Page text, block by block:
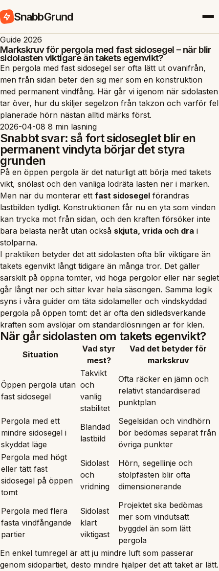
SnabbGrund
Guide 2026
Markskruv för pergola med fast sidosegel – när blir
sidolasten viktigare än takets egenvikt?
En pergola med fast sidosegel ser ofta lätt ut ovanifrån,
men från sidan beter den sig mer som en konstruktion
med permanent vindfång. Här går vi igenom när sidolasten
tar över, hur du skiljer segelzon från takzon och varför fel
planerade hörn nästan alltid märks först.
2026-04-08 8 min läsning
Snabbt svar: så fort sidoseglet blir en
permanent vindyta börjar det styra
grunden
På en öppen pergola är det naturligt att börja med takets
vikt, snölast och den vanliga lodräta lasten ner i marken.
Men när du monterar ett fast sidosegel förändras
lastbilden tydligt. Konstruktionen får nu en yta som vinden
kan trycka mot från sidan, och den kraften försöker inte
bara belasta neråt utan också skjuta, vrida och dra i
stolparna.
I praktiken betyder det att sidolasten ofta blir viktigare än
takets egenvikt långt tidigare än många tror. Det gäller
särskilt på öppna tomter, vid höga pergolor eller när seglet
går långt ner och sitter kvar hela säsongen. Samma logik
syns i våra guider om täta sidolameller och vindskyddad
pergola på öppen tomt: det är ofta den sidledsverkande
kraften som avslöjar om standardlösningen är för klen.
När går sidolasten om takets egenvikt?
Situation
Vad styr
mest?
Vad det betyder för
markskruv
Öppen pergola utan
fast sidosegel
Takvikt
och
vanlig
stabilitet
Ofta räcker en jämn och
relativt standardiserad
punktplan
Pergola med ett
mindre sidosegel i
skyddat läge
Blandad
lastbild
Segelsidan och vindhörn
bör bedömas separat från
övriga punkter
Pergola med högt
eller tätt fast
sidosegel på öppen
tomt
Sidolast
och
vridning
Hörn, segellinje och
stolpfästen blir ofta
dimensionerande
Pergola med flera
fasta vindfångande
partier
Sidolast
klart
viktigast
Projektet ska bedömas
mer som vindutsatt
byggdel än som lätt
pergola
En enkel tumregel är att ju mindre luft som passerar
genom sidopartiet, desto mindre hjälper det att taket är lätt.